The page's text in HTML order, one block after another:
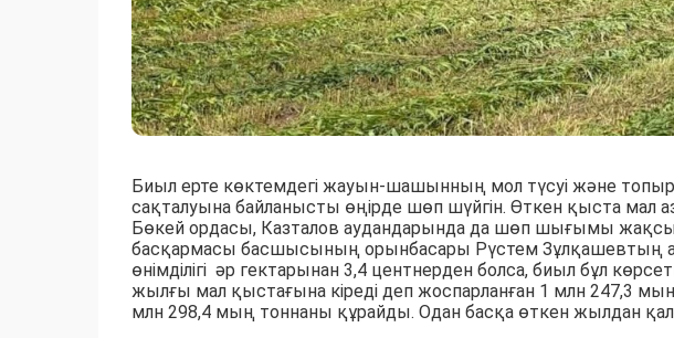
Биыл ерте көктемдегі жауын-шашынның мол түсуі және
сақталуына байланысты өңірде шөп шүйгін. Өткен қыста мал
Бөкей ордасы, Казталов аудандарында да шөп шығымы
басқармасы басшысының орынбасары Рүстем Зұлқашевтың
өнімділігі әр гектарынан 3,4 центнерден болса, биыл бұл
жылғы мал қыстағына кіреді деп жоспарланған 1 млн 247,3
млн 298,4 мың тоннаны құрайды. Одан басқа өткен жылдан